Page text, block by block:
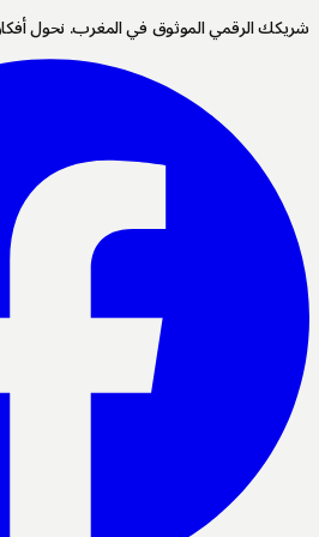
المغرب. نحول أفكارك إلى نجاح عبر الإنترنت.